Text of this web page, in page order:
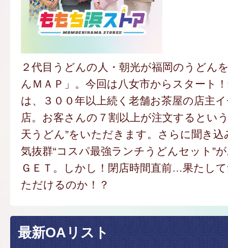
２代目うどんの人・朝光が福岡のうどん
んＭＡＰ」。今回は八女市からスタート
は、３００年以上続く老舗お茶屋の店主
店。お客さんの７割以上が注文するとい
天うどん”をいただきます。さらに聞き
気抜群“コスパ最強ランチうどんセット”
ＧＥＴ。しかし！閉店時間直前…果たし
ただけるのか！？
最新OAリスト